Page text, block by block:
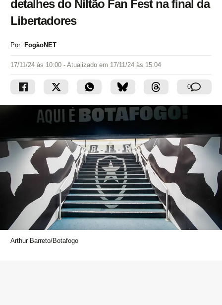
detalhes do Niltão Fan Fest na final da
Libertadores
Por: FogãoNET
17/11/24 às 10:00 - Atualizado em 17/11/24 às 15:04
0
Arthur Barreto/Botafogo